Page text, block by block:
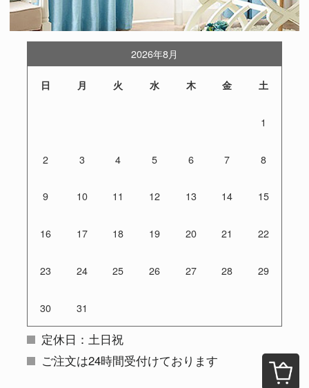
2026年8月
日 月 火 水 木 金 土
1
2 3 4 5 6 7 8
9 10 11 12 13 14 15
16 17 18 19 20 21 22
23 24 25 26 27 28 29
30 31
定休日：土日祝
ご注文は24時間受付けております